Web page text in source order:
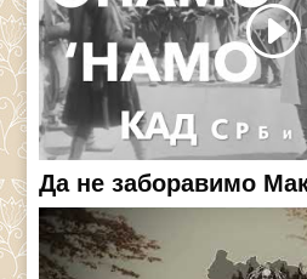
Да не заборавимо